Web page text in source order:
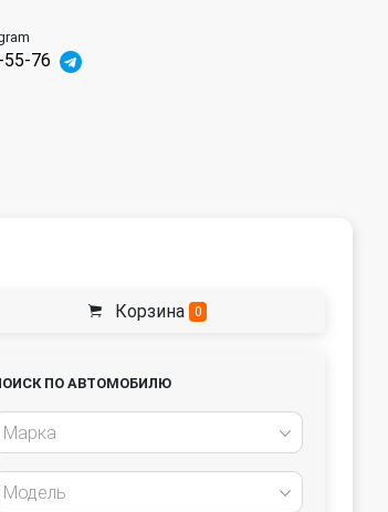
55-76
Корзина 0
ПО АВТОМОБИЛЮ
Марка
Модель